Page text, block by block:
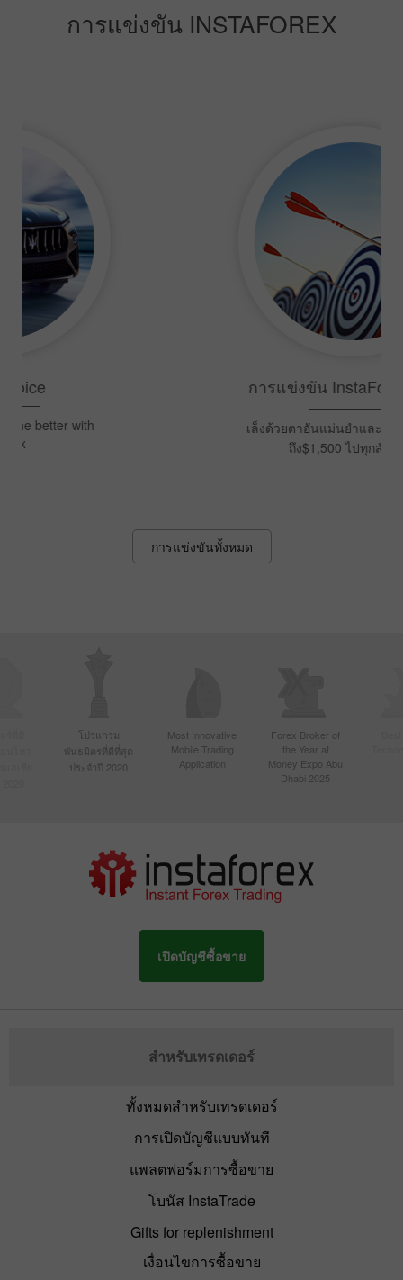
การแข่งขัน INSTAFOREX
การแข่งขัน InstaForex Sniper
เล็งด้วยตาอันแม่นยำและคว้าเงินรางวัล
การแข่งขันทั้งหมด
โปรแกรม
พันธมิตรที่ดีที่สุด
ประจำปี 2020
Most Innovative
Mobile Trading
Application
Forex Broker of
the Year at
Money Expo Abu
Dhabi 2025
เปิดบัญชีซื้อขาย
สำหรับเทรดเดอร์
ทั้งหมดสำหรับเทรดเดอร์
การเปิดบัญชีแบบทันที
แพลตฟอร์มการซื้อขาย
โบนัส InstaTrade
Gifts for replenishment
เงื่อนไขการซื้อขาย